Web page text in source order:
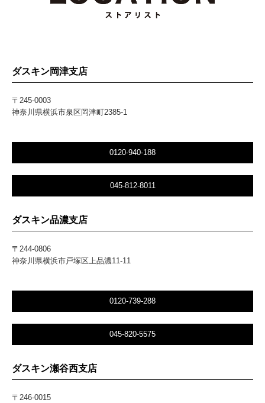
ダスキン岡津支店
〒245-0003
神奈川県横浜市泉区岡津町2385-1
0120-940-188
045-812-8011
ダスキン品濃支店
〒244-0806
神奈川県横浜市戸塚区上品濃11-11
0120-739-288
045-820-5575
ダスキン瀬谷西支店
〒246-0015